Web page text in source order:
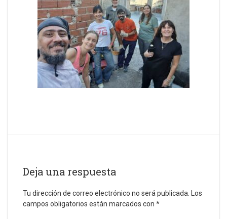
Deja una respuesta
Tu dirección de correo electrónico no será publicada. Los
campos obligatorios están marcados con *